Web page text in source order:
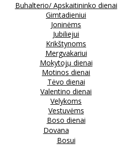
Buhalterio/ Apskaitininko dienai
Gimtadieniui
Joninėms
Jubiliejui
Krikštynoms
Mergvakariui
Mokytojų dienai
Motinos dienai
Tėvo dienai
Valentino dienai
Velykoms
Vestuvėms
Boso dienai
Dovana
Bosui